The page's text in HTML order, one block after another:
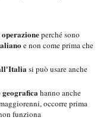
perché sono
e non come prima che
si può usare anche
hanno anche
occorre prima
funziona